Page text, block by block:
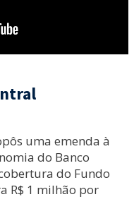
uma emenda à
do Banco
do Fundo
R$ 1 milhão por